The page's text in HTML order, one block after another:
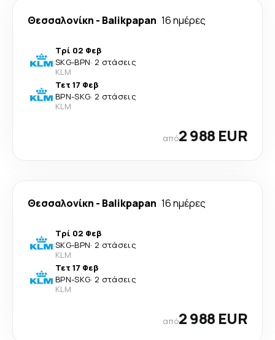
Θεσσαλονίκη - Balikpapan 16 ημέρες
Τρί 02 Φεβ
SKG-BPN· 2 στάσεις
KLM
Τετ 17 Φεβ
BPN-SKG· 2 στάσεις
KLM
από2 988 EUR
Θεσσαλονίκη - Balikpapan 16 ημέρες
Τρί 02 Φεβ
SKG-BPN· 2 στάσεις
KLM
Τετ 17 Φεβ
BPN-SKG· 2 στάσεις
KLM
από2 988 EUR